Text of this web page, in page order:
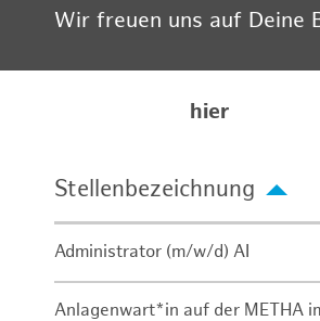
Wir freuen uns auf Deine
hier
Stellenbezeichnung
Administrator (m/w/d) AI
Anlagenwart*in auf der METHA